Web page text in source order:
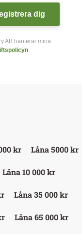
dig
AB hanterar mina
kr Låna 5000 kr
Låna 10 000 kr
Låna 35 000 kr
Låna 65 000 kr